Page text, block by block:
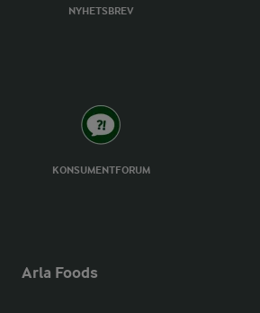
NYHETSBREV
KONSUMENTFORUM
Arla Foods